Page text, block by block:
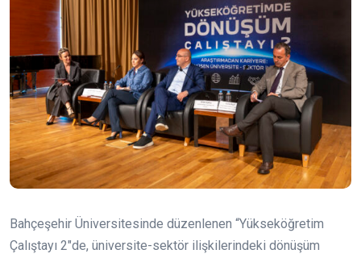
Bahçeşehir Üniversitesinde düzenlenen “Yükseköğretim
Çalıştayı 2″de, üniversite-sektör ilişkilerindeki dönüşüm